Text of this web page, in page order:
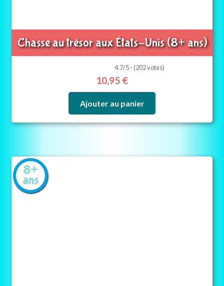
Chasse au trésor aux États-Unis (8+ ans)
4.7/5 - (202 votes)
10,95 €
Ajouter au panier
8+
ans